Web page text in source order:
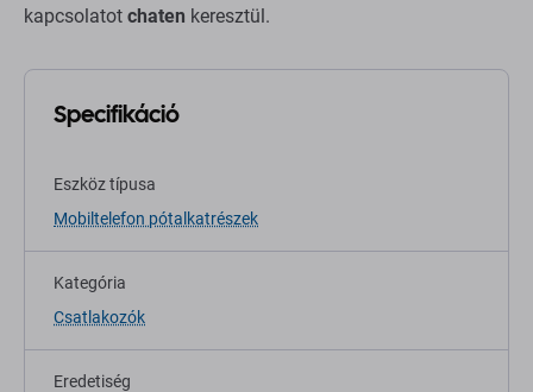
kapcsolatot chaten keresztül.
Specifikáció
Eszköz típusa
Mobiltelefon pótalkatrészek
Kategória
Csatlakozók
Eredetiség